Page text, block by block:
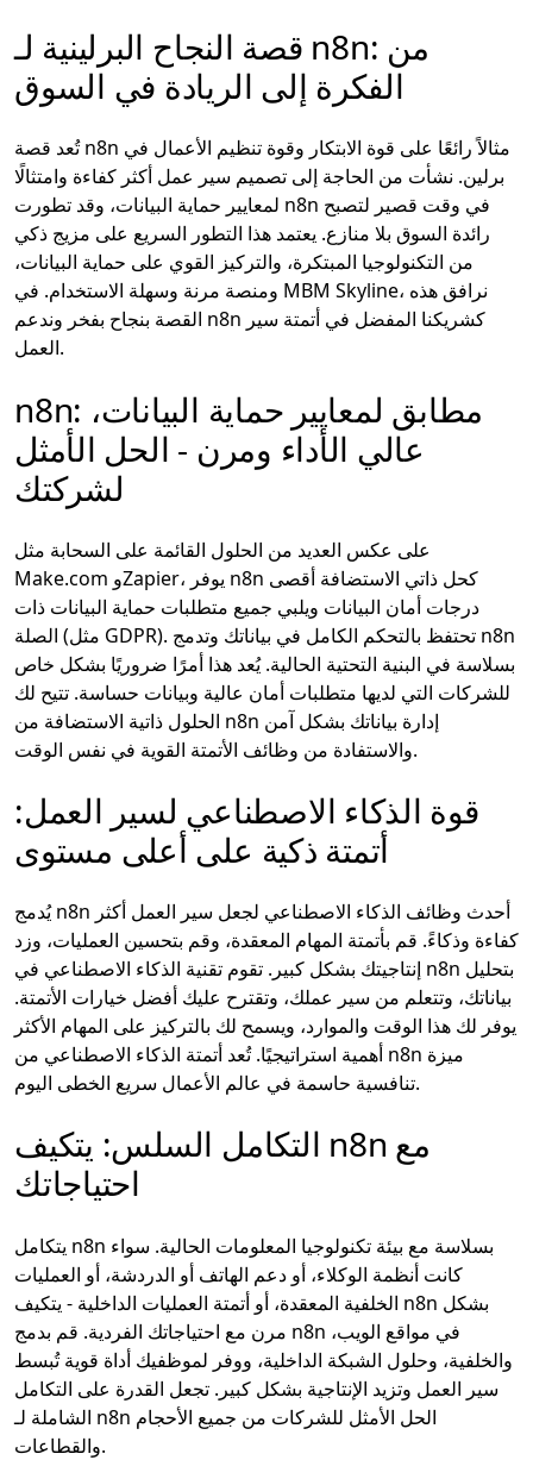
قصة النجاح البرلينية لـ n8n: من
الفكرة إلى الريادة في السوق
تُعد قصة n8n مثالاً رائعًا على قوة الابتكار وقوة تنظيم الأعمال في
برلين. نشأت من الحاجة إلى تصميم سير عمل أكثر كفاءة وامتثالًا
لمعايير حماية البيانات، وقد تطورت n8n في وقت قصير لتصبح
رائدة السوق بلا منازع. يعتمد هذا التطور السريع على مزيج ذكي
من التكنولوجيا المبتكرة، والتركيز القوي على حماية البيانات،
ومنصة مرنة وسهلة الاستخدام. في MBM Skyline، نرافق هذه
القصة بنجاح بفخر وندعم n8n كشريكنا المفضل في أتمتة سير
العمل.
n8n: مطابق لمعايير حماية البيانات،
عالي الأداء ومرن - الحل الأمثل
لشركتك
على عكس العديد من الحلول القائمة على السحابة مثل
Make.com وZapier، يوفر n8n كحل ذاتي الاستضافة أقصى
درجات أمان البيانات ويلبي جميع متطلبات حماية البيانات ذات
الصلة (مثل GDPR). تحتفظ بالتحكم الكامل في بياناتك وتدمج n8n
بسلاسة في البنية التحتية الحالية. يُعد هذا أمرًا ضروريًا بشكل خاص
للشركات التي لديها متطلبات أمان عالية وبيانات حساسة. تتيح لك
الحلول ذاتية الاستضافة من n8n إدارة بياناتك بشكل آمن
والاستفادة من وظائف الأتمتة القوية في نفس الوقت.
قوة الذكاء الاصطناعي لسير العمل:
أتمتة ذكية على أعلى مستوى
يُدمج n8n أحدث وظائف الذكاء الاصطناعي لجعل سير العمل أكثر
كفاءة وذكاءً. قم بأتمتة المهام المعقدة، وقم بتحسين العمليات، وزد
إنتاجيتك بشكل كبير. تقوم تقنية الذكاء الاصطناعي في n8n بتحليل
بياناتك، وتتعلم من سير عملك، وتقترح عليك أفضل خيارات الأتمتة.
يوفر لك هذا الوقت والموارد، ويسمح لك بالتركيز على المهام الأكثر
أهمية استراتيجيًا. تُعد أتمتة الذكاء الاصطناعي من n8n ميزة
تنافسية حاسمة في عالم الأعمال سريع الخطى اليوم.
التكامل السلس: يتكيف n8n مع
احتياجاتك
يتكامل n8n بسلاسة مع بيئة تكنولوجيا المعلومات الحالية. سواء
كانت أنظمة الوكلاء، أو دعم الهاتف أو الدردشة، أو العمليات
الخلفية المعقدة، أو أتمتة العمليات الداخلية - يتكيف n8n بشكل
مرن مع احتياجاتك الفردية. قم بدمج n8n في مواقع الويب،
والخلفية، وحلول الشبكة الداخلية، ووفر لموظفيك أداة قوية تُبسط
سير العمل وتزيد الإنتاجية بشكل كبير. تجعل القدرة على التكامل
الشاملة لـ n8n الحل الأمثل للشركات من جميع الأحجام
والقطاعات.